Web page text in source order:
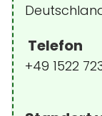
Telefon
+49 1522